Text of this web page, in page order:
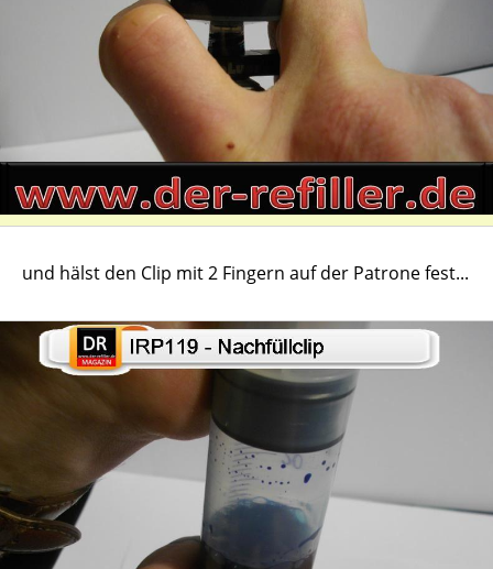
und hälst den Clip mit 2 Fingern auf der Patrone fest...